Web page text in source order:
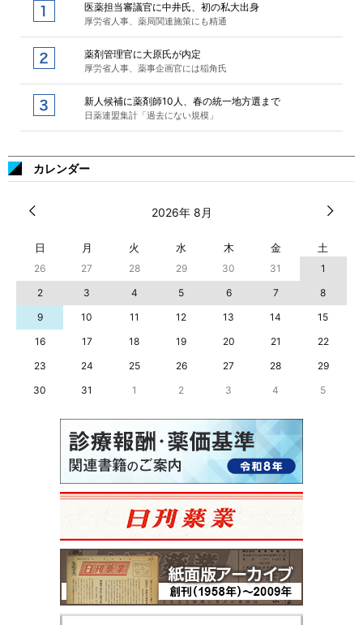
医薬担当審議官に中井氏、初の私大出身
厚労省人事、薬局関連施策にも精通
薬剤管理官に大原氏が内定
厚労省人事、薬事企画官には稲角氏
新人候補に薬剤師10人、春の統一地方選まで
日薬連盟集計「過去にない規模」
カレンダー
2026年 8月
日 月 火 水 木 金 土
26 27 28 29 30 31
1
2
3 4 5 6 7
8
9
10 11 12 13 14
15
16
17 18 19 20 21
22
23
24 25 26 27 28
29
30
31 1 2 3 4 5